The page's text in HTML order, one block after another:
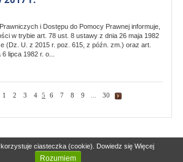
i Dostępu do Pomocy Prawnej informuje,
w trybie art. 78 ust. 8 ustawy z dnia 26 maja 1982
(Dz. U. z 2015 r. poz. 615, z późn. zm.) oraz art.
lipca 1982 r. o...
1 2 3 4 5 6 7 8 9 30
Deklaracja dostępności
© 2000-2026 Ministerstwo
ciasteczka (cookie). Dowiedz się Więcej
Rozumiem